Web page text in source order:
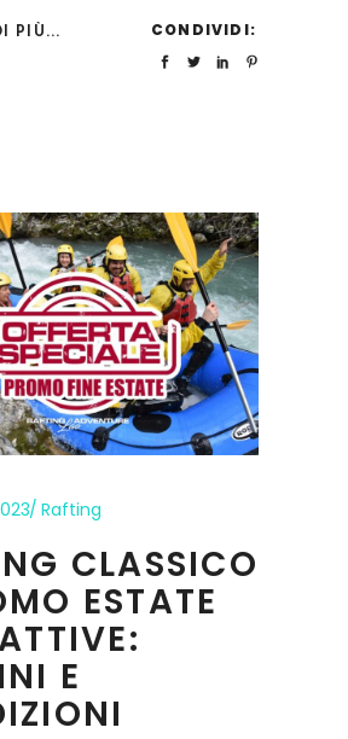
PIÙ... CONDIVIDI:
Rafting
CLASSICO
ESTATE
E